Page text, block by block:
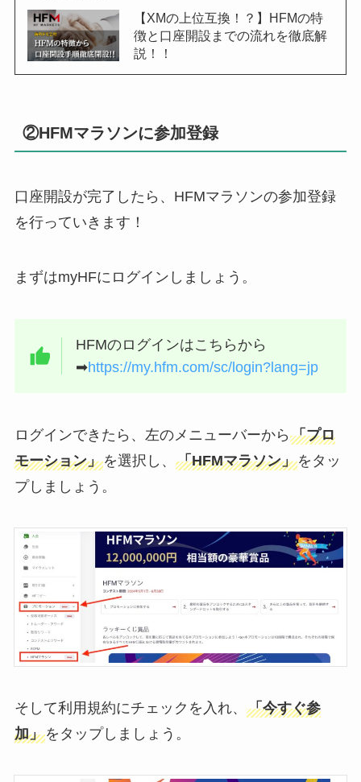
【XMの上位互換！？】HFMの特
徴と口座開設までの流れを徹底解
説！！
②HFMマラソンに参加登録
口座開設が完了したら、HFMマラソンの参加登録
を行っていきます！
まずはmyHFにログインしましょう。
HFMのログインはこちらから
➡︎https://my.hfm.com/sc/login?lang=jp
ログインできたら、左のメニューバーから 「プロ
モーション」を選択し、 「HFMマラソン」をタッ
プしましょう。
そして利用規約にチェックを入れ、 「今すぐ参
加」をタップしましょう。